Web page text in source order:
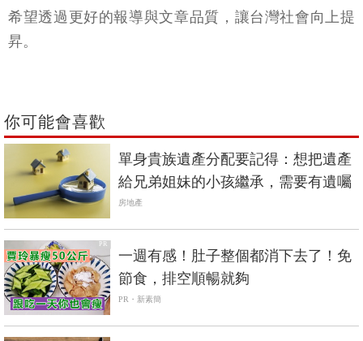
希望透過更好的報導與文章品質，讓台灣社會向上提
昇。
你可能會喜歡
單身貴族遺產分配要記得：想把遺產
給兄弟姐妹的小孩繼承，需要有遺囑
房地產
PR
一週有感！肚子整個都消下去了！免
節食，排空順暢就夠
PR・新素簡